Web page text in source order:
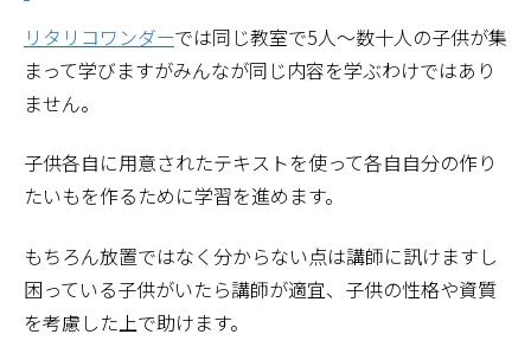
リタリコワンダーでは同じ教室で5人～数十人の子供が集
まって学びますがみんなが同じ内容を学ぶわけではあり
ません。
子供各自に用意されたテキストを使って各自自分の作り
たいもを作るために学習を進めます。
もちろん放置ではなく分からない点は講師に訊けますし
困っている子供がいたら講師が適宜、子供の性格や資質
を考慮した上で助けます。